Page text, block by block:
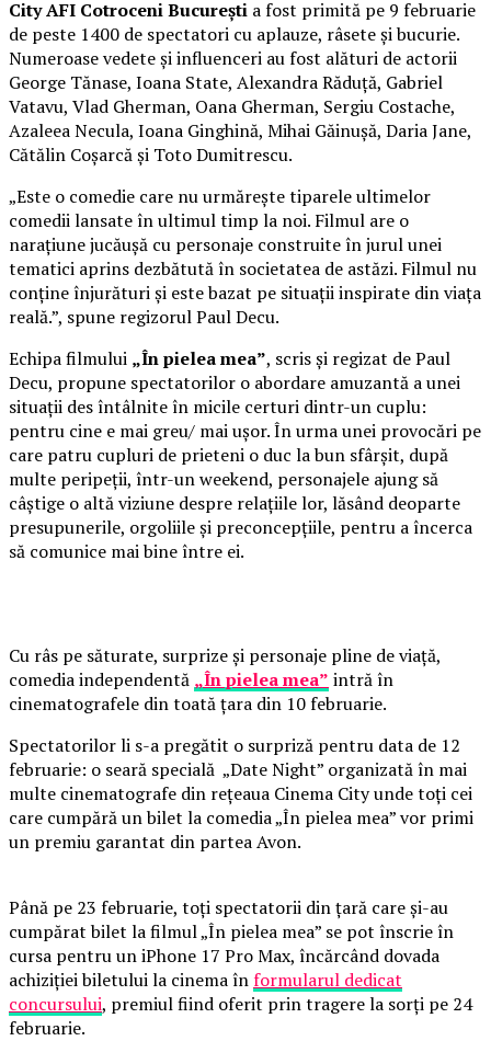
City AFI Cotroceni București a fost primită pe 9 februarie
de peste 1400 de spectatori cu aplauze, râsete și bucurie.
Numeroase vedete și influenceri au fost alături de actorii
George Tănase, Ioana State, Alexandra Răduță, Gabriel
Vatavu, Vlad Gherman, Oana Gherman, Sergiu Costache,
Azaleea Necula, Ioana Ginghină, Mihai Găinușă, Daria Jane,
Cătălin Coșarcă și Toto Dumitrescu.
„Este o comedie care nu urmărește tiparele ultimelor
comedii lansate în ultimul timp la noi. Filmul are o
narațiune jucăușă cu personaje construite în jurul unei
tematici aprins dezbătută în societatea de astăzi. Filmul nu
conține înjurături și este bazat pe situații inspirate din viața
reală.”, spune regizorul Paul Decu.
Echipa filmului „În pielea mea”, scris și regizat de Paul
Decu, propune spectatorilor o abordare amuzantă a unei
situații des întâlnite în micile certuri dintr-un cuplu:
pentru cine e mai greu/ mai ușor. În urma unei provocări pe
care patru cupluri de prieteni o duc la bun sfârșit, după
multe peripeții, într-un weekend, personajele ajung să
câștige o altă viziune despre relațiile lor, lăsând deoparte
presupunerile, orgoliile și preconcepțiile, pentru a încerca
să comunice mai bine între ei.
Cu râs pe săturate, surprize și personaje pline de viață,
comedia independentă „În pielea mea” intră în
cinematografele din toată țara din 10 februarie.
Spectatorilor li s-a pregătit o surpriză pentru data de 12
februarie: o seară specială „Date Night” organizată în mai
multe cinematografe din rețeaua Cinema City unde toți cei
care cumpără un bilet la comedia „În pielea mea” vor primi
un premiu garantat din partea Avon.
Până pe 23 februarie, toți spectatorii din țară care și-au
cumpărat bilet la filmul „În pielea mea” se pot înscrie în
cursa pentru un iPhone 17 Pro Max, încărcând dovada
achiziției biletului la cinema înformularul dedicat
concursului, premiul fiind oferit prin tragere la sorți pe 24
februarie.